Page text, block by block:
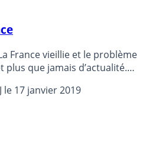
France vieillie et le problème
plus que jamais d’actualité.
d’assurance qui
même et ses proches en cas
le 17 janvier 2019